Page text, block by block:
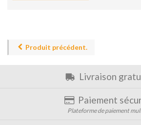
Produit précédent.
Livraison
Paiement
Plateforme de paiement